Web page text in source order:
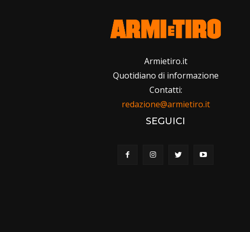
Armietiro.it
Quotidiano di informazione
Contatti:
redazione@armietiro.it
SEGUICI